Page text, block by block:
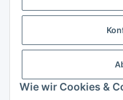
Wie wir Cookies &
Informationen
Rechtliches